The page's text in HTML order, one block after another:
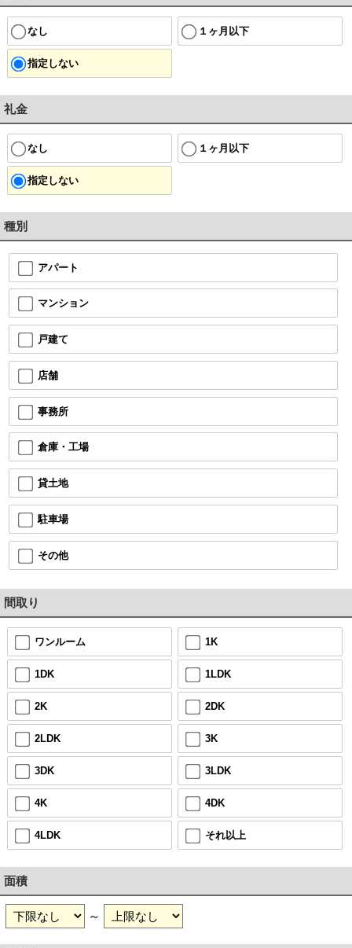
なし １ヶ月以下
指定しない
礼金
なし １ヶ月以下
指定しない
種別
アパート
マンション
戸建て
店舗
事務所
倉庫・工場
貸土地
駐車場
その他
間取り
ワンルーム 1K
1DK 1LDK
2K 2DK
2LDK 3K
3DK 3LDK
4K 4DK
4LDK それ以上
面積
～